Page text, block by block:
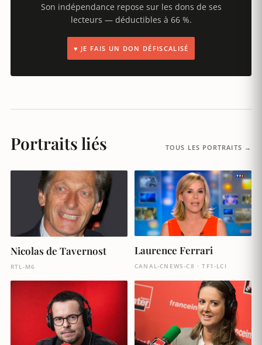
Son indépendance repose sur les dons de ses
lecteurs — déductibles à 66 %.
♥ JE FAIS UN DON DÉFISCALISÉ
Portraits liés TOUS LES PORTRAITS →
Nicolas de Tavernost
RTL-M6
Laurence Ferrari
CANAL-CNEWS-C8 · TF1-LCI